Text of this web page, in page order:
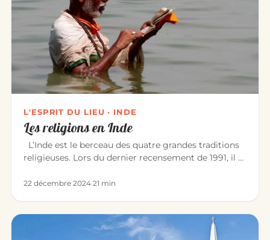
L'ESPRIT DU LIEU · INDE
Les religions en Inde
L’Inde est le berceau des quatre grandes traditions
religieuses. Lors du dernier recensement de 1991, il y
22 décembre 2024·21 min